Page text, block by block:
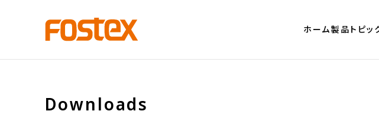
ホーム製品 トピッ
Downloads